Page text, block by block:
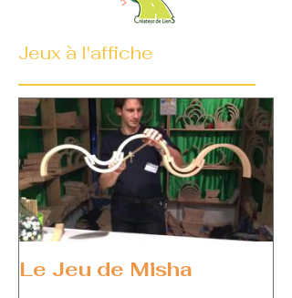
Jeux à l'affiche
Le Jeu de Misha